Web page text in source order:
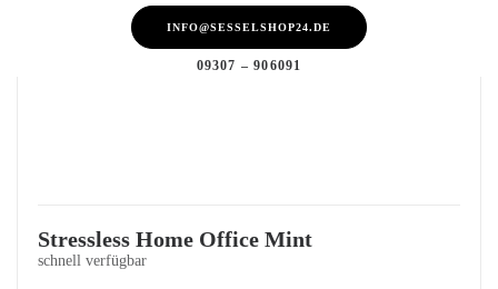
INFO@SESSELSHOP24.DE
09307 – 906091
Stressless Home Office Mint
schnell verfügbar